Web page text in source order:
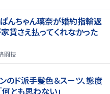
んちゃん璃奈が婚約指輪返
賃さえ払ってくれなかった
闘技
ンのド派手髪色＆スーツ、態度
とも思わない」